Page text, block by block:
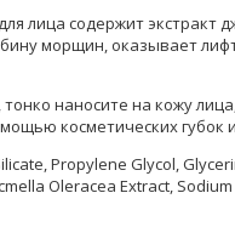
лица содержит экстракт
морщин, оказывает
наносите на кожу
косметических губок
Propylene Glycol,
Oleracea Extract,